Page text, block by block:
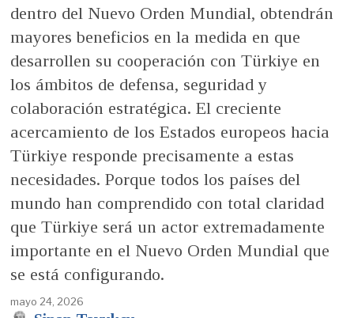
dentro del Nuevo Orden Mundial, obtendrán
mayores beneficios en la medida en que
desarrollen su cooperación con Türkiye en
los ámbitos de defensa, seguridad y
colaboración estratégica. El creciente
acercamiento de los Estados europeos hacia
Türkiye responde precisamente a estas
necesidades. Porque todos los países del
mundo han comprendido con total claridad
que Türkiye será un actor extremadamente
importante en el Nuevo Orden Mundial que
se está configurando.
mayo 24, 2026